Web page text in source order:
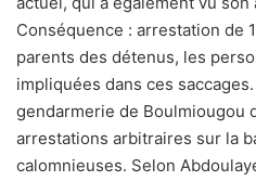
Conséquence : arrestation de
parents des détenus, les
impliquées dans ces
gendarmerie de Boulmiougou
arrestations arbitraires sur la
calomnieuses. Selon